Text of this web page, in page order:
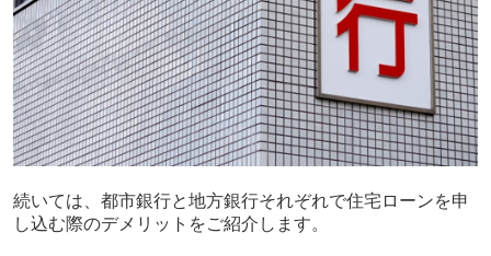
続いては、都市銀行と地方銀行それぞれで住宅ローンを申
し込む際のデメリットをご紹介します。